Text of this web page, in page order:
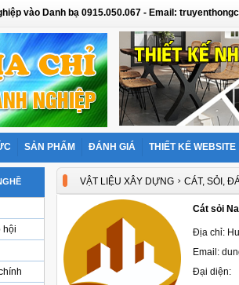
vào Danh bạ 0915.050.067 - Email:
SẢN PHẨM ĐÁNH GIÁ THIẾT KẾ WEBSITE
hội
VẬT LIỆU XÂY DỰNG› CÁT, SỎI,
Cát sỏi
Địa chỉ:
Email:
Đại diện: